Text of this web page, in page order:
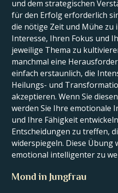
und dem strategischen
für den Erfolg erforderlich
die nötige Zeit und Mühe zu
Interesse, Ihren Fokus und
jeweilige Thema zu
manchmal eine
einfach erstaunlich, die
Heilungs- und
akzeptieren. Wenn Sie
werden Sie Ihre emotionale
und Ihre Fähigkeit
Entscheidungen zu treffen,
widerspiegeln. Diese Übung
emotional intelligenter zu
Mond in Jungfrau